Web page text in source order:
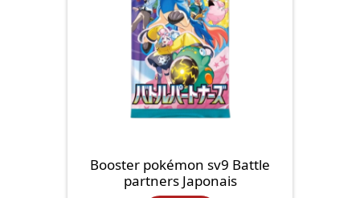
Booster pokémon sv9 Battle
partners Japonais